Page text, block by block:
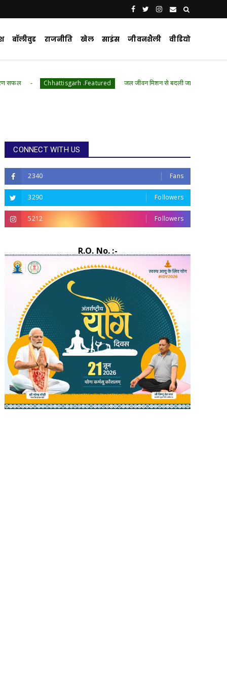
बॉलीवुड राजनीति खेल साइंस जीवनशैली वीडियो
Chhattisgarh .Featured जल जीवन मिशन से बदली जारामोंगिया की तस्वीर, हर घर तक
CONNECT WITH US
2340 Fans
3290 Followers
5212 Followers
R.O. No. :-